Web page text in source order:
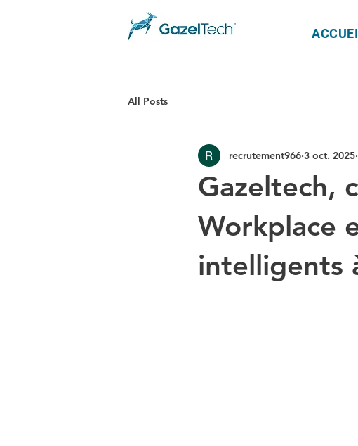
All Posts
Gazeltech,
Workplace
intelligents
recrutement966 3 oct. 2025